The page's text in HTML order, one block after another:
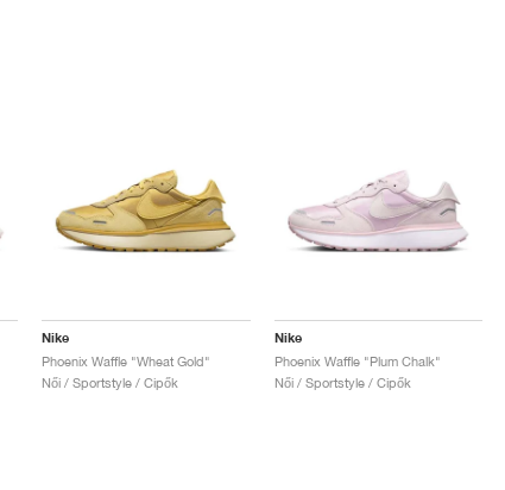
Nike
Phoenix Waffle "Wheat Gold"
Női / Sportstyle / Cipők
Nike
Phoenix Waffle "Plum Chalk"
Női / Sportstyle / Cipők